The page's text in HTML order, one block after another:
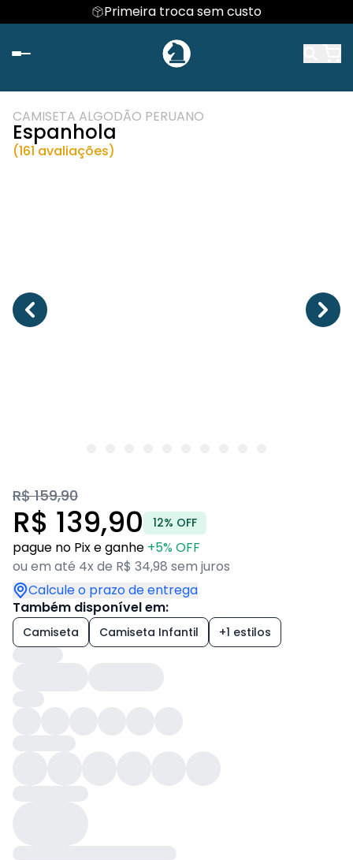
Primeira troca sem custo
CAMISETA ALGODÃO PERUANO
Espanhola
(161 avaliações)
R$ 159,90
R$ 139,90 12% OFF
pague no Pix e ganhe +5% OFF
ou em até 4x de R$ 34,98 sem juros
Calcule o prazo de entrega
Também disponível em:
Camiseta Camiseta Infantil +1 estilos